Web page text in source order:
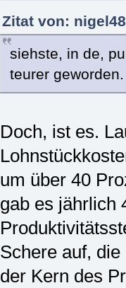
Zitat von:
siehste, in de,
teurer geworden.
Doch, ist es.
um über 40
gab es jährlich
Schere auf,
der Kern des